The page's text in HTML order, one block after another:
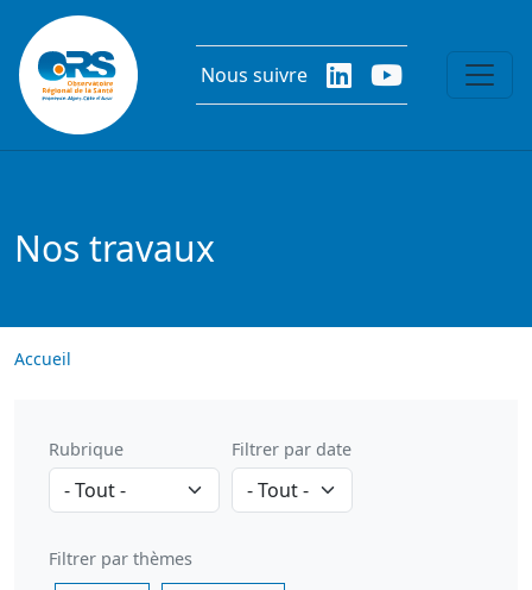
Aller au contenu principal
Nous suivre
Nos travaux
Accueil
Rubrique Filtrer par date
Filtrer par thèmes